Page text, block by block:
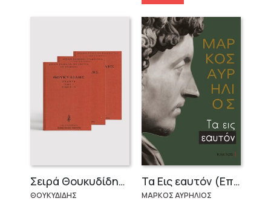
Σειρά Θουκυδίδης – Δεμένο (4 τόμοι)
ΘΟΥΚΥΔΙΔΗΣ
Τα Εις εαυτόν (Επίτομο) – Μάρκος Αυρήλιος
ΜΑΡΚΟΣ ΑΥΡΗΛΙΟΣ